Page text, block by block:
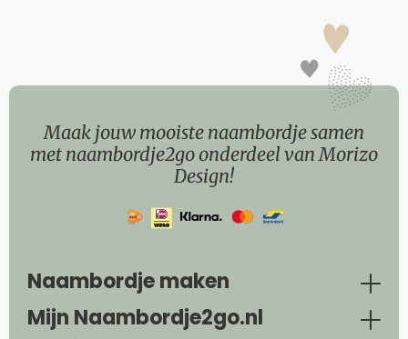
Maak jouw mooiste naambordje samen
met naambordje2go onderdeel van Morizo
Design!
Naambordje maken
Mijn Naambordje2go.nl